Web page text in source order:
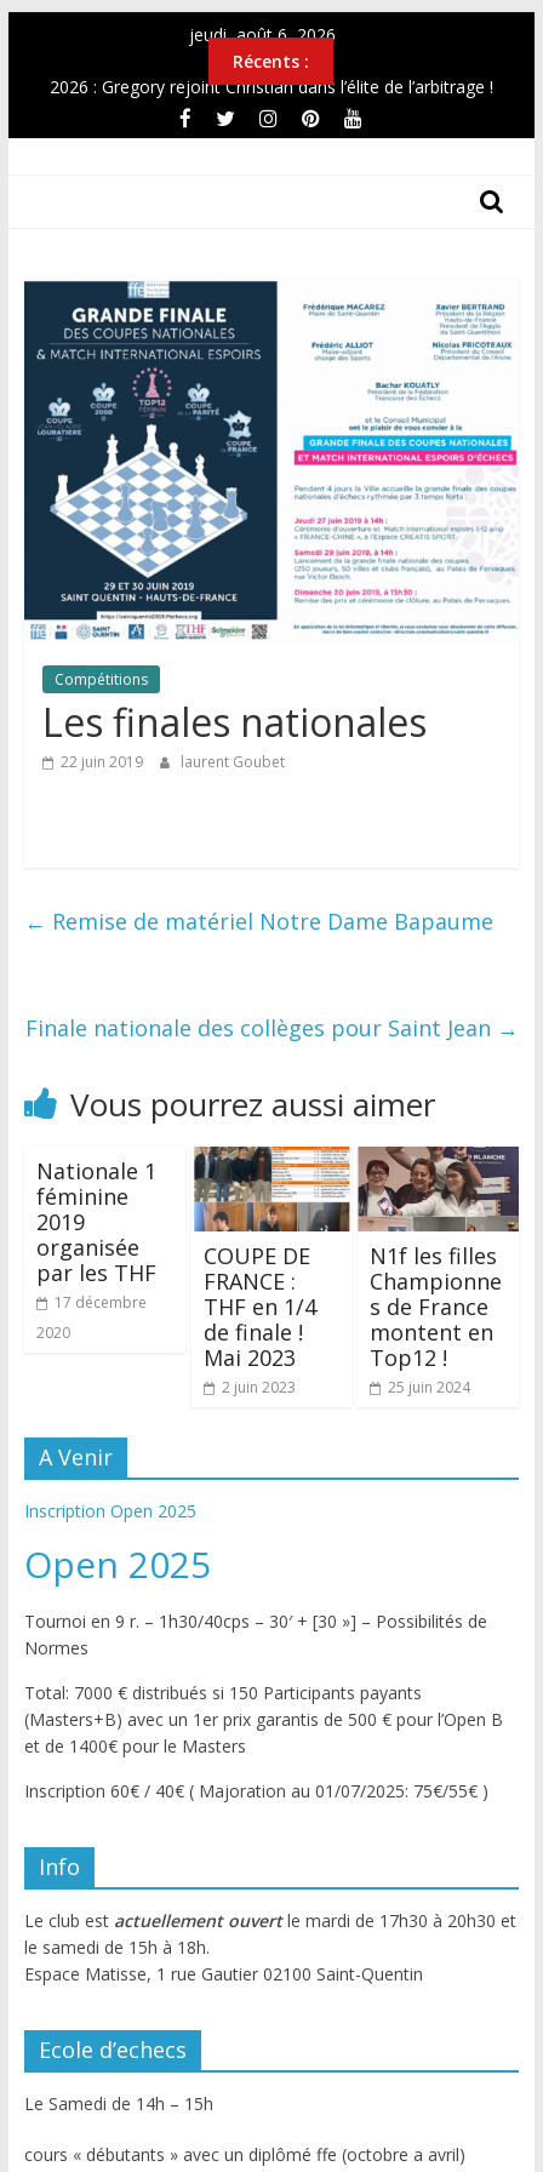
contenu
jeudi, août 6, 2026
Récents :
2026 : Gregory rejoint Christian dans l’élite de l’arbitrage !
Top12 féminin Mai 2026
Des
Hauts-
De-
Compétitions
Les finales nationales
22 juin 2019 laurent Goubet
← Remise de matériel Notre Dame Bapaume
Finale nationale des collèges pour Saint Jean →
Vous pourrez aussi aimer
Nationale 1
féminine
2019
organisée
par les THF
17 décembre
2020
COUPE DE
FRANCE :
THF en 1/4
de finale !
Mai 2023
2 juin 2023
N1f les filles
Championne
s de France
montent en
Top12 !
25 juin 2024
A Venir
Inscription Open 2025
Open 2025
Tournoi en 9 r. – 1h30/40cps – 30′ + [30 »] – Possibilités de
Normes
Total: 7000 € distribués si 150 Participants payants
(Masters+B) avec un 1er prix garantis de 500 € pour l’Open B
et de 1400€ pour le Masters
Inscription 60€ / 40€ ( Majoration au 01/07/2025: 75€/55€ )
Info
Le club estactuellement ouvertle mardi de 17h30 à 20h30 et
le samedi de 15h à 18h.
Espace Matisse, 1 rue Gautier 02100 Saint-Quentin
Ecole d’echecs
Le Samedi de 14h – 15h
cours « débutants » avec un diplômé ffe (octobre a avril)